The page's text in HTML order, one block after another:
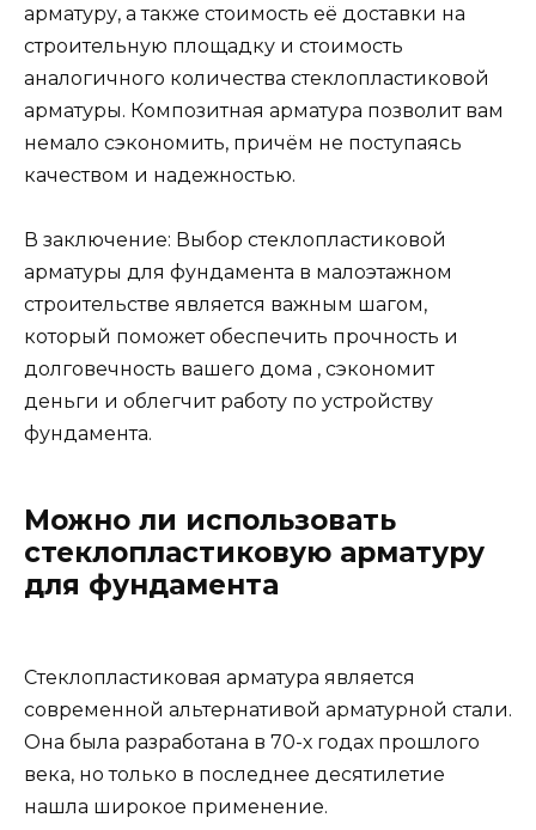
арматуру, а также стоимость её доставки на
строительную площадку и стоимость
аналогичного количества стеклопластиковой
арматуры. Композитная арматура позволит вам
немало сэкономить, причём не поступаясь
качеством и надежностью.
В заключение: Выбор стеклопластиковой
арматуры для фундамента в малоэтажном
строительстве является важным шагом,
который поможет обеспечить прочность и
долговечность вашего дома , сэкономит
деньги и облегчит работу по устройству
фундамента.
Можно ли использовать
стеклопластиковую арматуру
для фундамента
Стеклопластиковая арматура является
современной альтернативой арматурной стали.
Она была разработана в 70-х годах прошлого
века, но только в последнее десятилетие
нашла широкое применение.